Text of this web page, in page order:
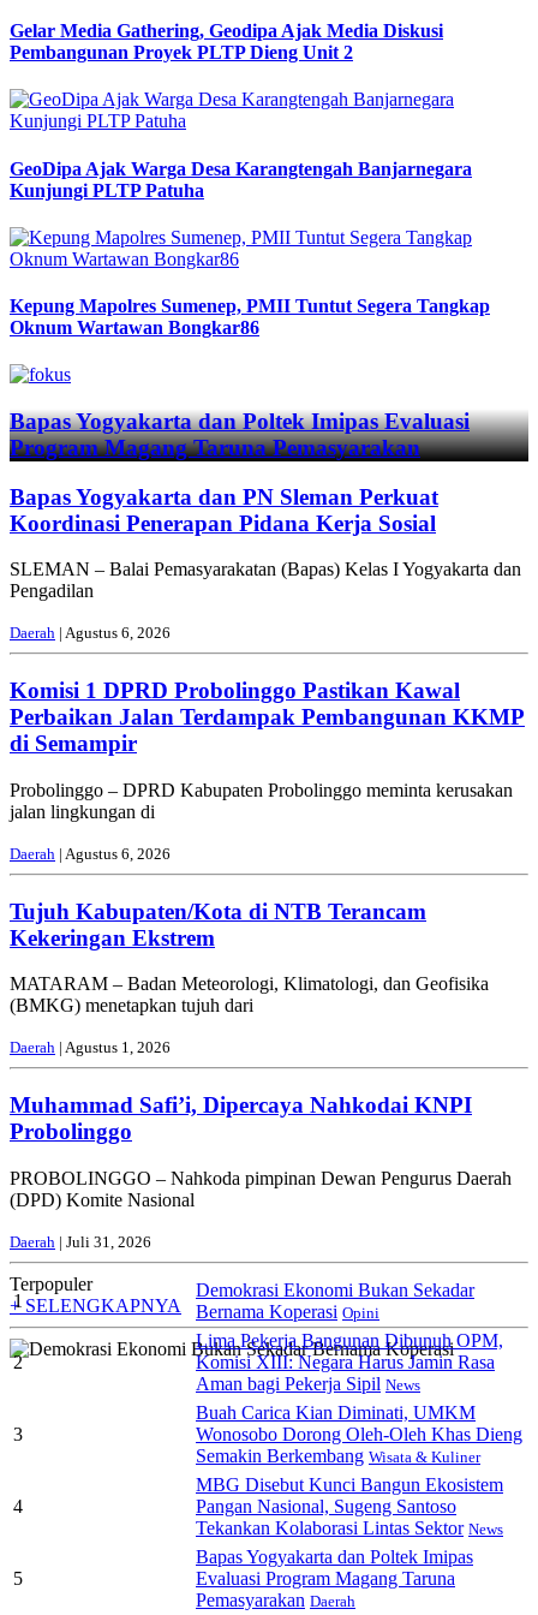
Gelar Media Gathering, Geodipa Ajak Media Diskusi
Pembangunan Proyek PLTP Dieng Unit 2
GeoDipa Ajak Warga Desa Karangtengah Banjarnegara
Kunjungi PLTP Patuha
Kepung Mapolres Sumenep, PMII Tuntut Segera Tangkap
Oknum Wartawan Bongkar86
Previous
Next
Bapas Yogyakarta dan Poltek Imipas Evaluasi
Program Magang Taruna Pemasyarakan
Bapas Yogyakarta dan PN Sleman Perkuat
Koordinasi Penerapan Pidana Kerja Sosial
SLEMAN – Balai Pemasyarakatan (Bapas) Kelas I Yogyakarta dan
Pengadilan
Daerah | Agustus 6, 2026
Komisi 1 DPRD Probolinggo Pastikan Kawal
Perbaikan Jalan Terdampak Pembangunan KKMP
di Semampir
Probolinggo – DPRD Kabupaten Probolinggo meminta kerusakan
jalan lingkungan di
Daerah | Agustus 6, 2026
Tujuh Kabupaten/Kota di NTB Terancam
Kekeringan Ekstrem
MATARAM – Badan Meteorologi, Klimatologi, dan Geofisika
(BMKG) menetapkan tujuh dari
Daerah | Agustus 1, 2026
Muhammad Safi’i, Dipercaya Nahkodai KNPI
Probolinggo
PROBOLINGGO – Nahkoda pimpinan Dewan Pengurus Daerah
(DPD) Komite Nasional
Daerah | Juli 31, 2026
Terpopuler
+ SELENGKAPNYA
1
Demokrasi Ekonomi Bukan Sekadar
Bernama Koperasi Opini
2
Lima Pekerja Bangunan Dibunuh OPM,
Komisi XIII: Negara Harus Jamin Rasa
Aman bagi Pekerja Sipil News
3
Buah Carica Kian Diminati, UMKM
Wonosobo Dorong Oleh-Oleh Khas Dieng
Semakin Berkembang Wisata & Kuliner
4
MBG Disebut Kunci Bangun Ekosistem
Pangan Nasional, Sugeng Santoso
Tekankan Kolaborasi Lintas Sektor News
5
Bapas Yogyakarta dan Poltek Imipas
Evaluasi Program Magang Taruna
Pemasyarakan Daerah